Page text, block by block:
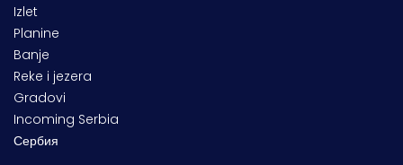
Izlet
Planine
Banje
Reke i jezera
Gradovi
Incoming Serbia
Сербия